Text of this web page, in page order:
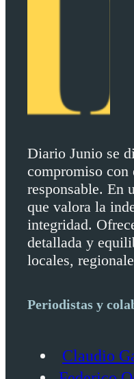
Diario Junio se
compromiso
responsable. En
que valora la
integridad.
detallada y
locales,
Periodistas y
Claudio